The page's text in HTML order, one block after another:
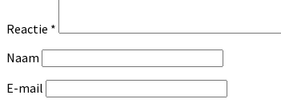
Reactie *
Naam
E-mail